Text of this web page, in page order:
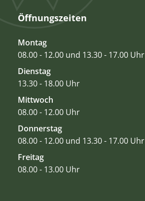
Öffnungszeiten
Montag
08.00 - 12.00 und 13.30 - 17.00 Uhr
Dienstag
13.30 - 18.00 Uhr
Mittwoch
08.00 - 12.00 Uhr
Donnerstag
08.00 - 12.00 und 13.30 - 17.00 Uhr
Freitag
08.00 - 13.00 Uhr